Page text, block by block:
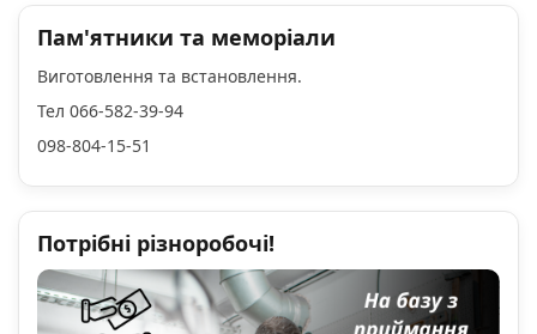
Пам'ятники та меморіали
Виготовлення та встановлення.
Тел 066-582-39-94
098-804-15-51
Потрібні різноробочі!